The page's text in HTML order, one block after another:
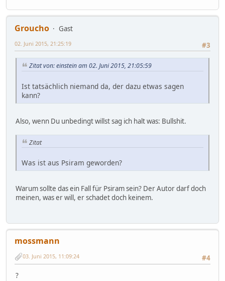
Groucho
Gast
#3
02. Juni 2015, 21:25:19
Zitat von: einstein am 02. Juni 2015, 21:05:59
Ist tatsächlich niemand da, der dazu etwas sagen
kann?
Also, wenn Du unbedingt willst sag ich halt was: Bullshit.
Zitat
Was ist aus Psiram geworden?
Warum sollte das ein Fall für Psiram sein? Der Autor darf doch
meinen, was er will, er schadet doch keinem.
mossmann
#4
03. Juni 2015, 11:09:24
?